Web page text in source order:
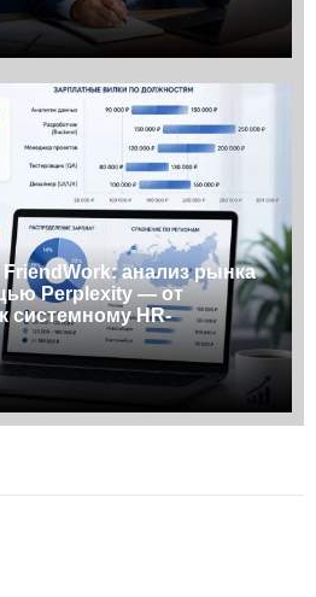
анализ рынка
Perplexity — от
системному HR-